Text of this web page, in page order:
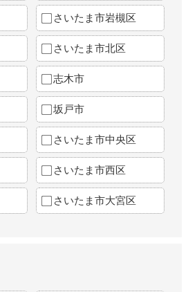
さいたま市岩槻区
さいたま市北区
志木市
坂戸市
さいたま市中央区
さいたま市西区
さいたま市大宮区